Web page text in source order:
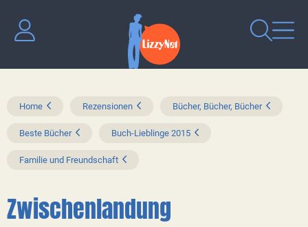
Home Rezensionen Bücher, Bücher, Bücher
Beste Bücher Buch-Lieblinge 2015
Familie und Freundschaft
Zwischenlandung